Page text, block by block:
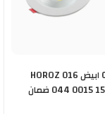
سبوت COB ابيض HOROZ 016
044 0015 15W-6400K ضمان